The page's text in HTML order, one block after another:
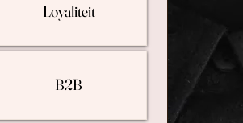
Loyaliteit
B2B